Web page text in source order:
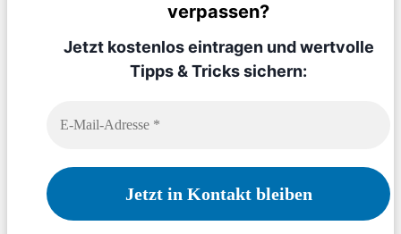
verpassen?
Jetzt kostenlos eintragen und wertvolle
Tipps & Tricks sichern: